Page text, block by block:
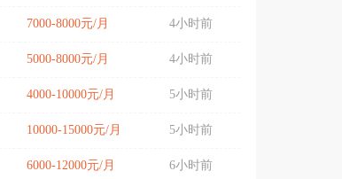
7000-8000元/月 4小时前
5000-8000元/月 4小时前
4000-10000元/月 5小时前
10000-15000元/月 5小时前
6000-12000元/月 6小时前